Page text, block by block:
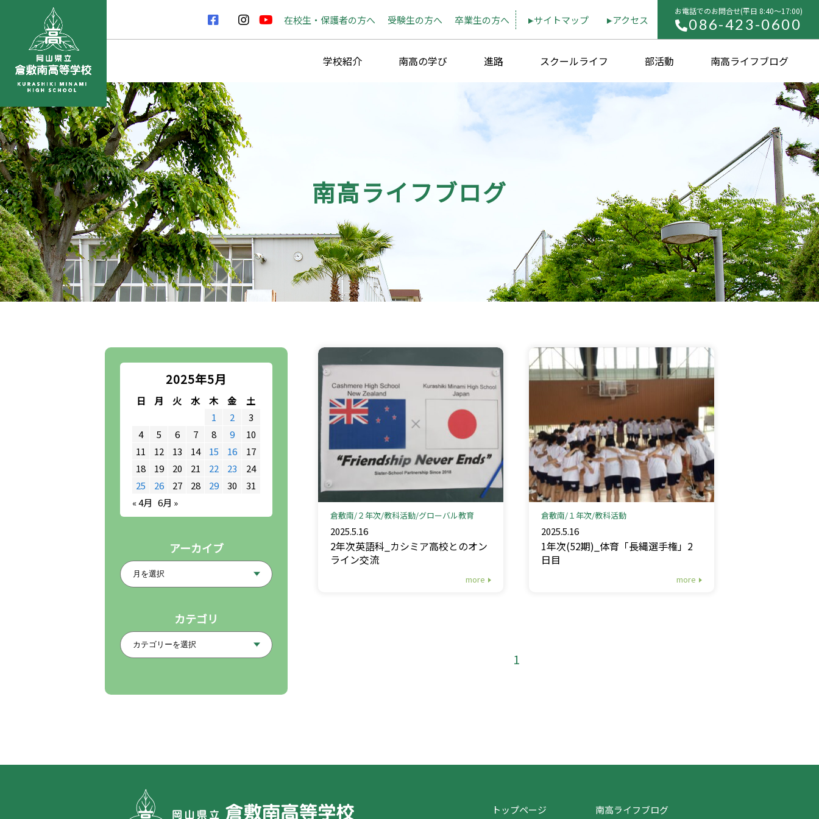
在校生・保護者の方へ 受験生の方へ 卒業生の方へ サイトマップ アクセス
お電話でのお問合せ(平⽇ 8:40〜17:00)
086-423-0600
学校紹介 南高の学び 進路 スクールライフ 部活動 南高ライフブログ
南高ライフブログ
2025年5月
日 月 火 水 木 金
土
1
2
3
4
5 6 7 8 9
10
11
12 13 14 15 16
17
18
19 20 21 22 23
24
25
26 27 28 29 30
31
« 4月 6月 »
アーカイブ
カテゴリ
倉敷南 ２年次 教科活動 グローバル教育
2025.5.16
2年次英語科_カシミア高校とのオン
ライン交流
more
倉敷南 １年次 教科活動
2025.5.16
1年次(52期)_体育「長縄選手権」2
日目
more
1
トップページ 南高ライフブログ